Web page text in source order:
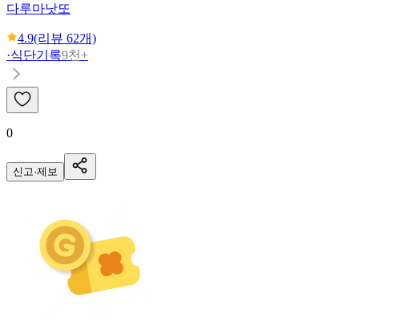
다루마낫또
4.9(리뷰 62개)
·식단기록9천+
0
신고·제보